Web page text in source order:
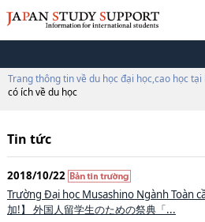
Trang thông tin về du học đại học,cao học tại
có ích về du học
Tin tức
2018/10/22
Trường Đại học Musashino Ngành Toàn
加!】 外国人留学生のための祭典「...